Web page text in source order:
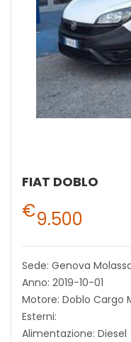
FIAT DOBLO
€9.500
Sede: Genova
Anno: 2019-10-01
Motore: Doblo Cargo
Esterni:
Alimentazione: Diesel